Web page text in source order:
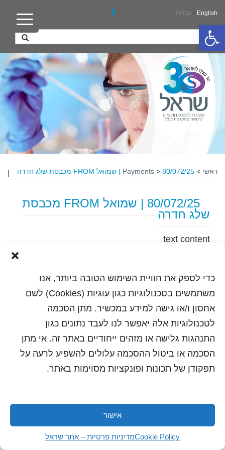
פתח סרגל נגישות
כדי לספק את חוויית השימוש הטובה ביותר, אנו
משתמשים בטכנולוגיות כגון עוגיות (Cookies) לשם
אחסון ו/או גישה למידע במכשיר. מתן הסכמה
לטכנולוגיות אלה יאפשר לנו לעבד נתונים כגון
התנהגות גלישה או מזהים ייחודיים באתר זה. אי מתן
הסכמה או ביטול ההסכמה עלולים להשפיע לרעה על
תפקודן של תכונות ופונקציות מסוימות באתר.
אישור
Cookie Policyמדיניות פרטיות – אתר שראל
English
/ עברית
ראשי >
Payments > 80/072/25 | שמואל FROM מכבסת שלג חדרה |
80/072/25 | שמואל FROM מכבסת
שלג חדרה
text content
כל הזכויות שמורות לשראל 2018 | עיצוב ותכנות: סטודיו
"היוצרים"